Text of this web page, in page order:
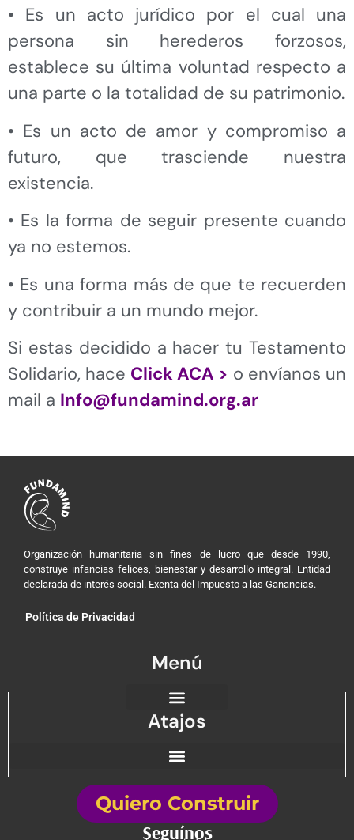
• Es un acto jurídico por el cual una
persona sin herederos forzosos,
establece su última voluntad respecto a
una parte o la totalidad de su patrimonio.
• Es un acto de amor y compromiso a
futuro, que trasciende nuestra
existencia.
• Es la forma de seguir presente cuando
ya no estemos.
• Es una forma más de que te recuerden
y contribuir a un mundo mejor.
Si estas decidido a hacer tu Testamento
Solidario, hace Click ACA > o envíanos un
mail a Info@fundamind.org.ar
Organización humanitaria sin fines de lucro que desde 1990,
construye infancias felices, bienestar y desarrollo integral. Entidad
declarada de interés social. Exenta del Impuesto a las Ganancias.
Política de Privacidad
Menú
Atajos
Quiero Construir
Seguínos